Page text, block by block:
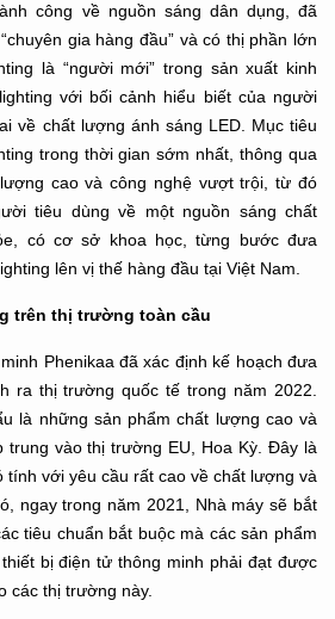
công về nguồn sáng dân dụng, đã
gia hàng đầu” và có thị phần lớn
là “người mới” trong sản xuất kinh
với bối cảnh hiểu biết của người
về chất lượng ánh sáng LED. Mục tiêu
trong thời gian sớm nhất, thông qua
cao và công nghệ vượt trội, từ đó
tiêu dùng về một nguồn sáng chất
có cơ sở khoa học, từng bước đưa
lên vị thế hàng đầu tại Việt Nam.
trên thị trường toàn cầu
Phenikaa đã xác định kế hoạch đưa
ra thị trường quốc tế trong năm 2022.
là những sản phẩm chất lượng cao và
trung vào thị trường EU, Hoa Kỳ. Đây là
tính với yêu cầu rất cao về chất lượng và
ngay trong năm 2021, Nhà máy sẽ bắt
tiêu chuẩn bắt buộc mà các sản phẩm
bị điện tử thông minh phải đạt được
các thị trường này.